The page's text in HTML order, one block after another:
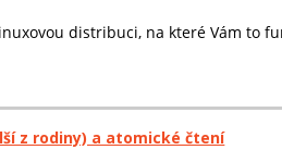
distribuci, na které Vám to
z rodiny) a atomické čtení